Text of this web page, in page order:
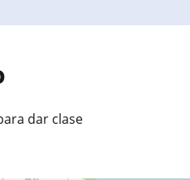
dar clase